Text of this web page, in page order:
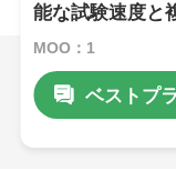
能な試験速度と
MOQ：1
ベストプ